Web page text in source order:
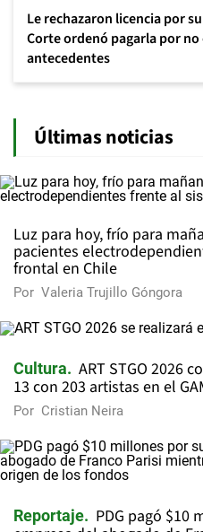
Le rechazaron licencia por
Corte ordenó pagarla por
antecedentes
Últimas noticias
Luz para hoy, frío para
pacientes
frontal en Chile
Por Valeria Trujillo Góngora
Cultura
ART STGO 2026
13 con 203 artistas en el
Por Cristian Neira
Reportaje
PDG pagó $10